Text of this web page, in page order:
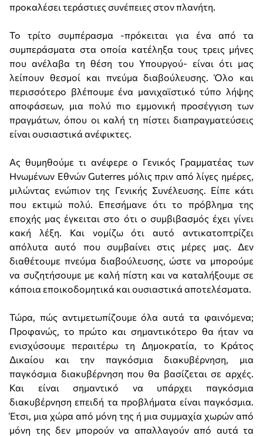
προκαλέσει τεράστιες συνέπειες στον πλανήτη.
Το τρίτο συμπέρασμα -πρόκειται για ένα από τα
συμπεράσματα στα οποία κατέληξα τους τρεις μήνες
που ανέλαβα τη θέση του Υπουργού- είναι ότι μας
λείπουν θεσμοί και πνεύμα διαβούλευσης. Όλο και
περισσότερο βλέπουμε ένα μανιχαϊστικό τύπο λήψης
αποφάσεων, μια πολύ πιο εμμονική προσέγγιση των
πραγμάτων, όπου οι καλή τη πίστει διαπραγματεύσεις
είναι ουσιαστικά ανέφικτες.
Ας θυμηθούμε τι ανέφερε ο Γενικός Γραμματέας των
Ηνωμένων Εθνών Guterres μόλις πριν από λίγες ημέρες,
μιλώντας ενώπιον της Γενικής Συνέλευσης. Είπε κάτι
που εκτιμώ πολύ. Επεσήμανε ότι το πρόβλημα της
εποχής μας έγκειται στο ότι ο συμβιβασμός έχει γίνει
κακή λέξη. Και νομίζω ότι αυτό αντικατοπτρίζει
απόλυτα αυτό που συμβαίνει στις μέρες μας. Δεν
διαθέτουμε πνεύμα διαβούλευσης, ώστε να μπορούμε
να συζητήσουμε με καλή πίστη και να καταλήξουμε σε
κάποια εποικοδομητικά και ουσιαστικά αποτελέσματα.
Τώρα, πώς αντιμετωπίζουμε όλα αυτά τα φαινόμενα;
Προφανώς, το πρώτο και σημαντικότερο θα ήταν να
ενισχύσουμε περαιτέρω τη Δημοκρατία, το Κράτος
Δικαίου και την παγκόσμια διακυβέρνηση, μια
παγκόσμια διακυβέρνηση που θα βασίζεται σε αρχές.
Και είναι σημαντικό να υπάρχει παγκόσμια
διακυβέρνηση επειδή τα προβλήματα είναι παγκόσμια.
Έτσι, μια χώρα από μόνη της ή μια συμμαχία χωρών από
μόνη της δεν μπορούν να απαλλαγούν από αυτά τα